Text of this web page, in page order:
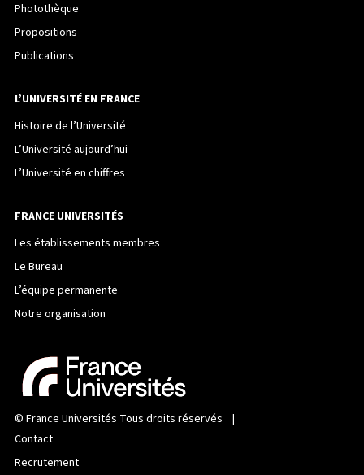
Photothèque
Propositions
Publications
L’UNIVERSITÉ EN FRANCE
Histoire de l’Université
L’Université aujourd’hui
L’Université en chiffres
FRANCE UNIVERSITÉS
Les établissements membres
Le Bureau
L’équipe permanente
Notre organisation
© France Universités Tous droits réservés |
Contact
Recrutement